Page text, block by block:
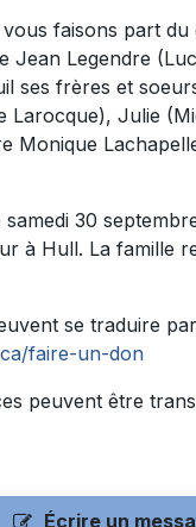
faisons part
Jean Legendre
ses frères et
Larocque), Julie
Monique
30
à Hull. La famille
se traduire
faire-un-don
peuvent être
Écrire un